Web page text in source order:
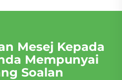
Mesej Kepada
Mempunyai
Soalan